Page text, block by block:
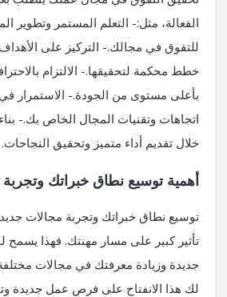
الفعالة، مثل:- التعلم المستمر وتطوير
للتفوق في مجالك.- التركيز على
خطط محكمة لتحقيقها.- الالتزام
بأعلى مستوى من الجودة.- الاستمرار في
اتجاهات وتقنيات المجال الخاص بك.-
خلال تقديم أداء متميز وتحقيق النجاحات.
أهمية توسيع نطاق خبراتك
توسيع نطاق خبراتك وتجربة مجالات
تأثير كبير على مسار مهنتك. فهذا يسمح
جديدة وزيادة معرفتك في مجالات
لك هذا الانفتاح على فرص عمل جديدة